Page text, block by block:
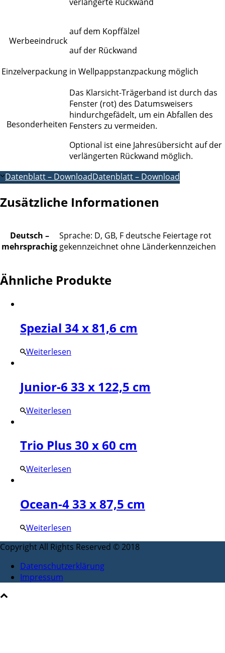
Werbeeindruck
auf dem Kopffälzel
auf der Rückwand
Einzelverpackung in Wellpappstanzpackung möglich
Besonderheiten
Das Klarsicht-Trägerband ist durch das
Fenster (rot) des Datumsweisers
hindurchgefädelt, um ein Abfallen des
Fensters zu vermeiden.
Optional ist eine Jahresübersicht auf der
verlängerten Rückwand möglich.
Datenblatt – DownloadDatenblatt – Download
Zusätzliche Informationen
Deutsch –
mehrsprachig
Sprache: D, GB, F deutsche Feiertage rot
gekennzeichnet ohne Länderkennzeichen
Ähnliche Produkte
Spezial 34 x 81,6 cm
Weiterlesen
Junior-6 33 x 122,5 cm
Weiterlesen
Trio Plus 30 x 60 cm
Weiterlesen
Ocean-4 33 x 87,5 cm
Weiterlesen
Copyright All Rights Reserved © 2018
Datenschutzerklärung
Impressum